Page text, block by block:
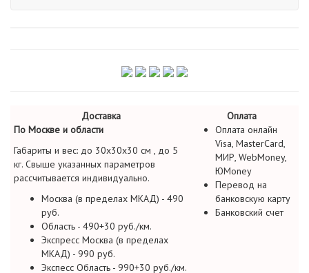
Доставка
Оплата
По Москве и области
Габариты и вес: до 30х30х30 см , до 5
кг. Свыше указанных параметров
рассчитывается индивидуально.
Москва (в пределах МКАД) - 490
руб.
Область - 490+30 руб./км.
Экспресс Москва (в пределах
МКАД) - 990 руб.
Экспесс Область - 990+30 руб./км.
Оплата онлайн
Visa, MasterCard,
МИР, WebMoney,
ЮMoney
Перевод на
банковскую карту
Банковский счет